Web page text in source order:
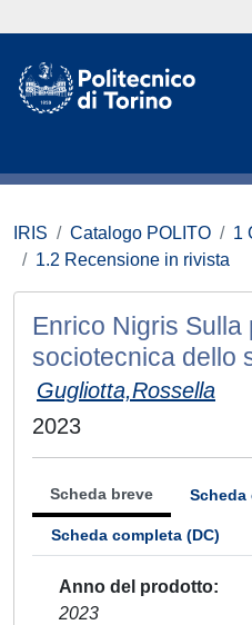
IRIS Catalogo POLITO
1
1.2 Recensione in rivista
Enrico Nigris Sulla
sociotecnica dello
Gugliotta,Rossella
2023
Scheda breve Scheda
Scheda completa (DC)
Anno del prodotto
2023